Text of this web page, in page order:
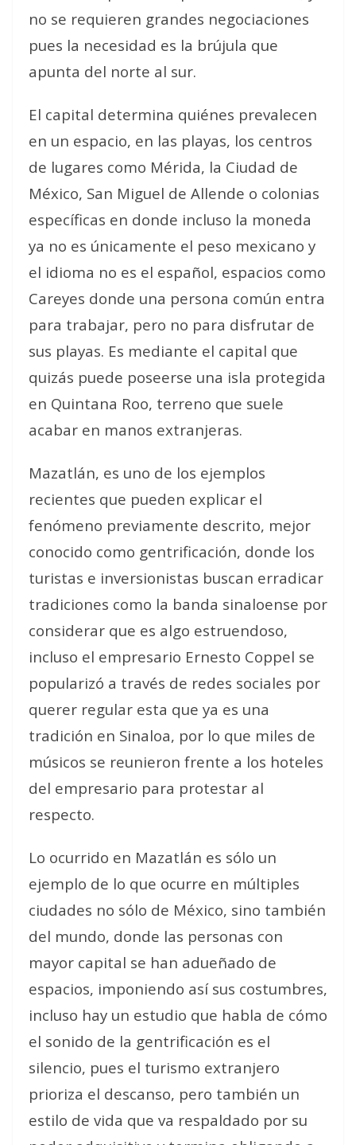
no se requieren grandes negociaciones
pues la necesidad es la brújula que
apunta del norte al sur.
El capital determina quiénes prevalecen
en un espacio, en las playas, los centros
de lugares como Mérida, la Ciudad de
México, San Miguel de Allende o colonias
específicas en donde incluso la moneda
ya no es únicamente el peso mexicano y
el idioma no es el español, espacios como
Careyes donde una persona común entra
para trabajar, pero no para disfrutar de
sus playas. Es mediante el capital que
quizás puede poseerse una isla protegida
en Quintana Roo, terreno que suele
acabar en manos extranjeras.
Mazatlán, es uno de los ejemplos
recientes que pueden explicar el
fenómeno previamente descrito, mejor
conocido como gentrificación, donde los
turistas e inversionistas buscan erradicar
tradiciones como la banda sinaloense por
considerar que es algo estruendoso,
incluso el empresario Ernesto Coppel se
popularizó a través de redes sociales por
querer regular esta que ya es una
tradición en Sinaloa, por lo que miles de
músicos se reunieron frente a los hoteles
del empresario para protestar al
respecto.
Lo ocurrido en Mazatlán es sólo un
ejemplo de lo que ocurre en múltiples
ciudades no sólo de México, sino también
del mundo, donde las personas con
mayor capital se han adueñado de
espacios, imponiendo así sus costumbres,
incluso hay un estudio que habla de cómo
el sonido de la gentrificación es el
silencio, pues el turismo extranjero
prioriza el descanso, pero también un
estilo de vida que va respaldado por su